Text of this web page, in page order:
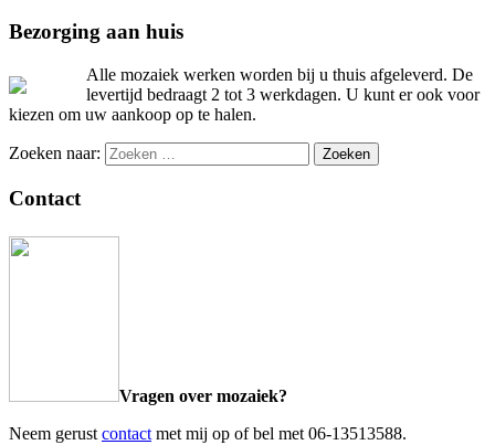
Bezorging aan huis
Alle mozaiek werken worden bij u thuis afgeleverd. De
levertijd bedraagt 2 tot 3 werkdagen. U kunt er ook voor
kiezen om uw aankoop op te halen.
Zoeken naar:
Contact
Vragen over mozaiek?
Neem gerustcontactmet mij op of bel met 06-13513588.